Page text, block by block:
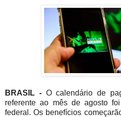
BRASIL - O calendário de
referente ao mês de agosto
federal. Os benefícios